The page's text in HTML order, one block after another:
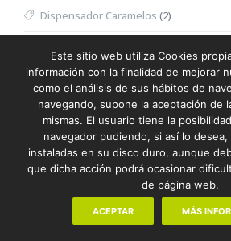
Dispensador Caramelos (2)
Divot(0)
Dominó (0)
Doudou(0)
Dron (0)
Eau de Toilette Hombre
Este sitio web utiliza Cookies
información con la finalidad de mejorar
como el análisis de sus hábitos de
navegando, supone la aceptación de
mismas. El usuario tiene la
navegador pudiendo, si así lo
instaladas en su disco duro, aunque
que dicha acción podrá ocasionar
de página web.
ACEPTAR MÁS